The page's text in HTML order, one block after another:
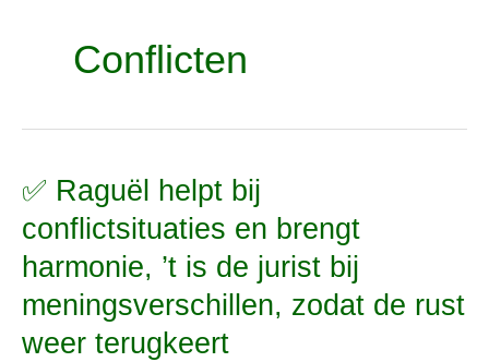
Conflicten
✅ Raguël helpt bij
conflictsituaties en brengt
harmonie, ’t is de jurist bij
meningsverschillen, zodat de rust
weer terugkeert
✅
helpt
bij
conflictsituaties
en
brengt